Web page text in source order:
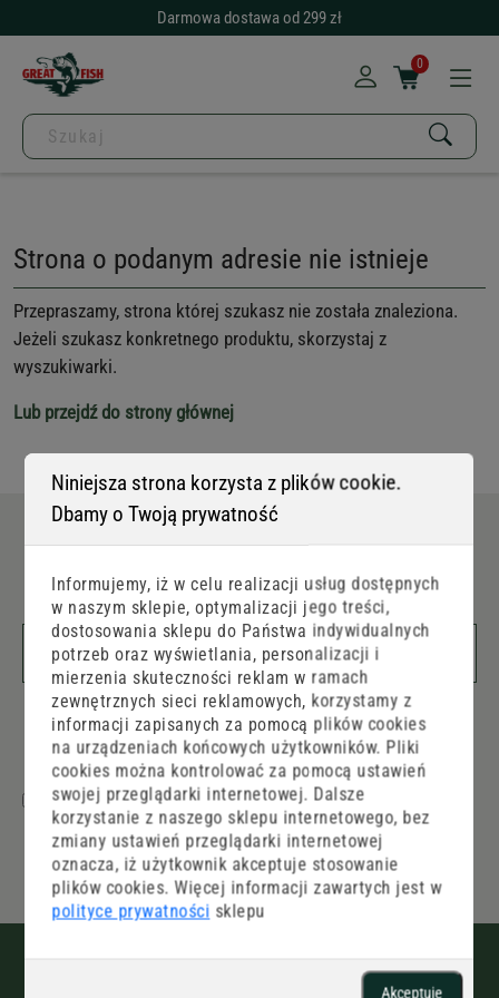
Darmowa dostawa od 299 zł
0
Niniejsza strona korzysta z plików cookie.
Dbamy o Twoją prywatność
Informujemy, iż w celu realizacji usług dostępnych
w naszym sklepie, optymalizacji jego treści,
dostosowania sklepu do Państwa indywidualnych
potrzeb oraz wyświetlania, personalizacji i
mierzenia skuteczności reklam w ramach
zewnętrznych sieci reklamowych, korzystamy z
informacji zapisanych za pomocą plików cookies
na urządzeniach końcowych użytkowników. Pliki
cookies można kontrolować za pomocą ustawień
swojej przeglądarki internetowej. Dalsze
korzystanie z naszego sklepu internetowego, bez
zmiany ustawień przeglądarki internetowej
oznacza, iż użytkownik akceptuje stosowanie
plików cookies. Więcej informacji zawartych jest w
polityce prywatności sklepu
Akceptuję
Strona o podanym adresie nie istnieje
Przepraszamy, strona której szukasz nie została znaleziona.
Jeżeli szukasz konkretnego produktu, skorzystaj z
wyszukiwarki.
Lub przejdź do strony głównej
NEWSLETTER- Zapisz się, dostaniesz
maila z promocjami.
WYŚLIJ
1. Potwierdzam, że zapoznałam/em się i akceptuję
politykę prywatności, orazregulamin sklepu
internetowego.